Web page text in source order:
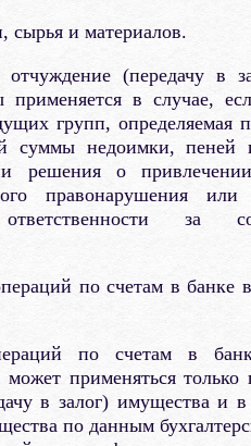
сырья и материалов.
(передачу в
в случае,
групп, определяемая
суммы недоимки, пеней
решения о
правонарушения
за
по счетам в банке
по счетам в
применяться только
в залог) имущества и в
по данным